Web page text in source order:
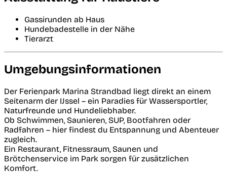
Gassirunden ab Haus
Hundebadestelle in der Nähe
Tierarzt
Umgebungsinformationen
Der Ferienpark Marina Strandbad liegt direkt an einem
Seitenarm der IJssel – ein Paradies für Wassersportler,
Naturfreunde und Hundeliebhaber.
Ob Schwimmen, Saunieren, SUP, Bootfahren oder
Radfahren – hier findest du Entspannung und Abenteuer
zugleich.
Ein Restaurant, Fitnessraum, Saunen und
Brötchenservice im Park sorgen für zusätzlichen
Komfort.